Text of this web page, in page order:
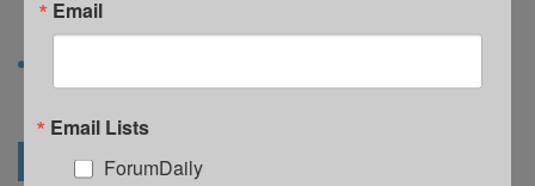
сегодня, критика мэра города Билла де Блазио снова
ПОЛИЦИЯ США ПРОТЕСТЫ В НЬЮ-ЙОРКЕ
Email
Email Lists
ForumDaily